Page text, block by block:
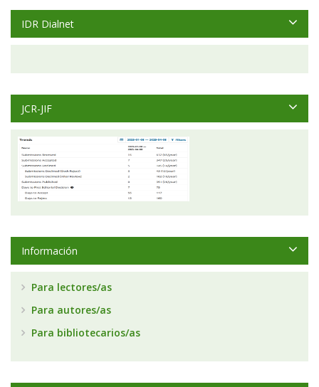
IDR Dialnet
JCR-JIF
Información
Para lectores/as
Para autores/as
Para bibliotecarios/as